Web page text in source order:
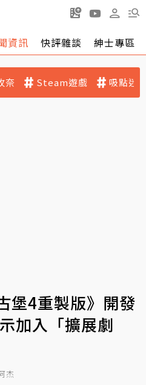
資訊 快評雜談 紳士專區
奈 Steam遊戲 吸點迷
堡4重製版》開發
加入「擴展劇
杰